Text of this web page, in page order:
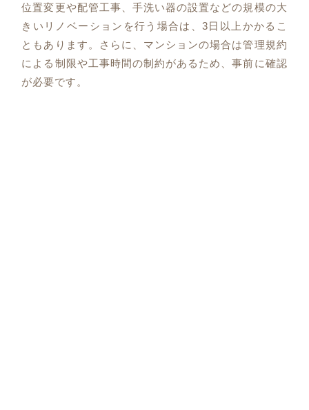
位置変更や配管工事、手洗い器の設置などの規模の大
きいリノベーションを行う場合は、3日以上かかるこ
ともあります。さらに、マンションの場合は管理規約
による制限や工事時間の制約があるため、事前に確認
が必要です。